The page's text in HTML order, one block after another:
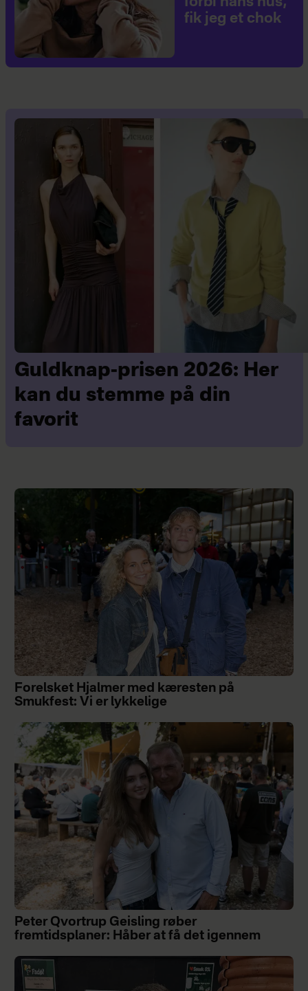
fik jeg et chok
Guldknap-prisen 2026: Her
kan du stemme på din
favorit
Forelsket Hjalmer med kæresten på
Smukfest: Vi er lykkelige
Peter Qvortrup Geisling røber
fremtidsplaner: Håber at få det igennem